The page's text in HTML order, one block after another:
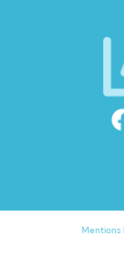
Mentions